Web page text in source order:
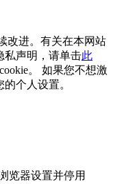
改进。有关在本网站
私声明，请单击此
。 如果您不想激
个人设置。
览器设置并停用